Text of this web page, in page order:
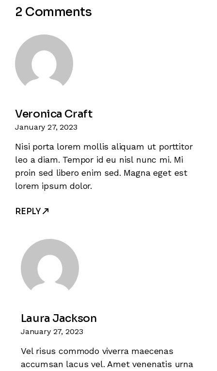
2 Comments
Veronica Craft
January 27, 2023
Nisi porta lorem mollis aliquam ut porttitor
leo a diam. Tempor id eu nisl nunc mi. Mi
proin sed libero enim sed. Magna eget est
lorem ipsum dolor.
REPLY
Laura Jackson
January 27, 2023
Vel risus commodo viverra maecenas
accumsan lacus vel. Amet venenatis urna